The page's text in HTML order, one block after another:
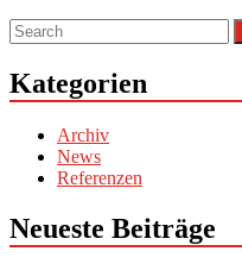
Kategorien
Archiv
News
Referenzen
Neueste Beiträge